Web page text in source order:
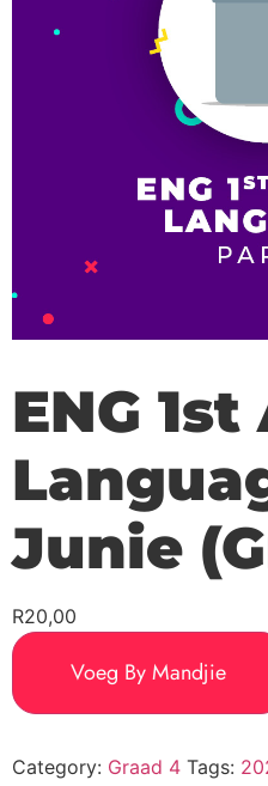
ENG 1st
Junie
R20,00
Voeg By Mandjie
Category: Graad 4 Tags: